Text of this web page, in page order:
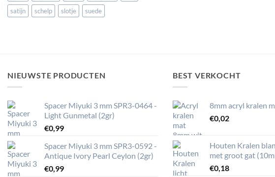
satijn
schelp slotje suede
NIEUWSTE PRODUCTEN
Spacer Miyuki 3 mm SPR3-0464 -
Light Gunmetal (2gr)
€0,99
Spacer Miyuki 3 mm SPR3-0592 -
Antique Ivory Pearl Ceylon (2gr)
€0,99
BEST VERKOCHT
8mm acryl kralen
€0,02
Houten Kralen
met groot gat
€0,18